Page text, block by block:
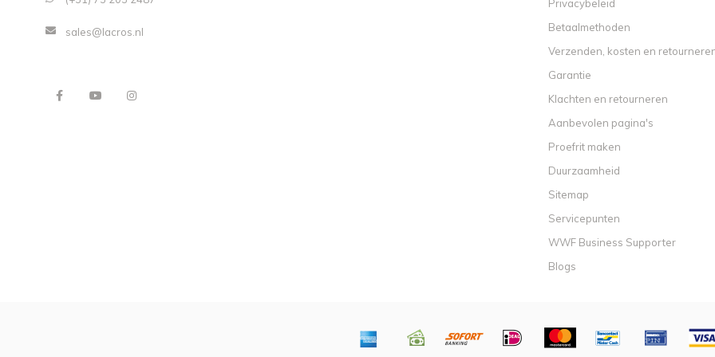
sales@lacros.nl
Privacybeleid
Betaalmethoden
Verzenden, kosten en
Garantie
Klachten en retourneren
Aanbevolen pagina's
Proefrit maken
Duurzaamheid
Sitemap
Servicepunten
WWF Business Supporter
Blogs